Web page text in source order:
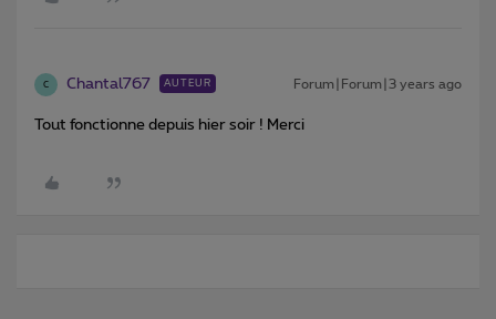
C Chantal767 AUTEUR Forum|Forum|3 years ago
Tout fonctionne depuis hier soir ! Merci